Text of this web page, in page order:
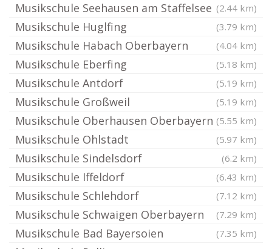
Musikschule Seehausen am Staffelsee (2.44 km)
Musikschule Huglfing (3.79 km)
Musikschule Habach Oberbayern (4.04 km)
Musikschule Eberfing (5.18 km)
Musikschule Antdorf (5.19 km)
Musikschule Großweil (5.19 km)
Musikschule Oberhausen Oberbayern (5.55 km)
Musikschule Ohlstadt (5.97 km)
Musikschule Sindelsdorf (6.2 km)
Musikschule Iffeldorf (6.43 km)
Musikschule Schlehdorf (7.12 km)
Musikschule Schwaigen Oberbayern (7.29 km)
Musikschule Bad Bayersoien (7.35 km)